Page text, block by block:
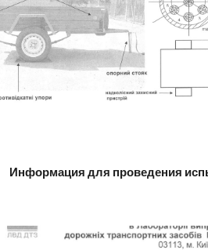
Информация для проведения